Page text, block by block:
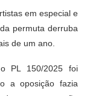
em especial e
permuta derruba
de um ano.
PL 150/2025 foi
a oposição fazia